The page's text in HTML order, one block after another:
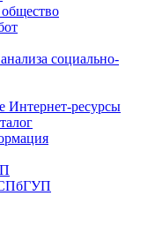
социально-
Интернет-ресурсы